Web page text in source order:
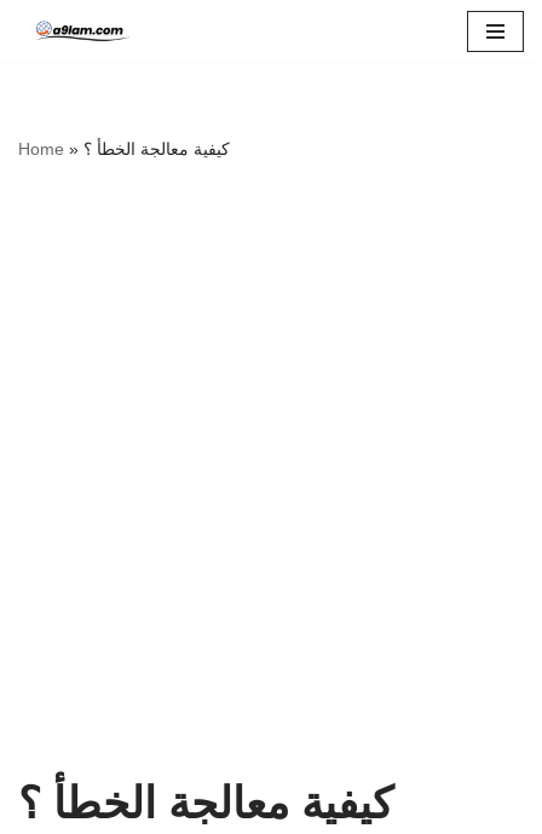
Home » كيفية معالجة الخطأ ؟
كيفية معالجة الخطأ ؟